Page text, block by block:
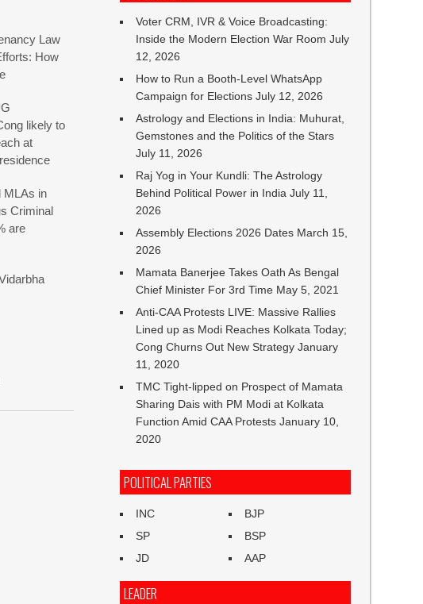
Law
How
likely to
at
MLAs in
Criminal
are
Voter CRM, IVR & Voice Broadcasting:
Inside the Modern Election War Room July
12, 2026
How to Run a Booth-Level WhatsApp
Campaign for Elections July 12, 2026
Astrology and Elections in India: Muhurat,
Gemstones and the Politics of the Stars
July 11, 2026
Raj Yog in Your Kundli: The Astrology
Behind Political Power in India July 11,
2026
Assembly Elections 2026 Dates March 15,
2026
Mamata Banerjee Takes Oath As Bengal
Chief Minister For 3rd Time May 5, 2021
Anti-CAA Protests LIVE: Massive Rallies
Lined up as Modi Reaches Kolkata Today;
Cong Churns Out New Strategy January
11, 2020
TMC Tight-lipped on Prospect of Mamata
Sharing Dais with PM Modi at Kolkata
Function Amid CAA Protests January 10,
2020
POLITICAL PARTIES
INC
BJP
SP
BSP
JD
AAP
LEADER